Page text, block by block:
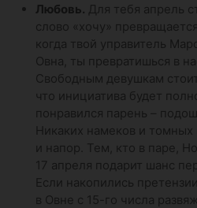
Любовь. Для тебя апрель
слово «хочу»
когда твой управитель
Овна, ты превратишься в
Свободным девушкам
что инициатива будет
понравился парень –
Никаких намеков и томных
и напор. Тем, кто в паре,
17 апреля подарит шанс
Если накопились
в Овне с 15-го числа